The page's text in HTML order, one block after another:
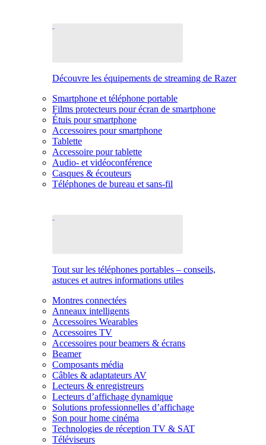
Découvre les équipements de streaming de Razer
Smartphone et téléphone portable
Films protecteurs pour écran de smartphone
Étuis pour smartphone
Accessoires pour smartphone
Tablette
Accessoire pour tablette
Audio- et vidéoconférence
Casques & écouteurs
Téléphones de bureau et sans-fil
Tout sur les téléphones portables – conseils,
astuces et autres informations utiles
Montres connectées
Anneaux intelligents
Accessoires Wearables
Accessoires TV
Accessoires pour beamers & écrans
Beamer
Composants média
Câbles & adaptateurs AV
Lecteurs & enregistreurs
Lecteurs d’affichage dynamique
Solutions professionnelles d’affichage
Son pour home cinéma
Technologies de réception TV & SAT
Téléviseurs